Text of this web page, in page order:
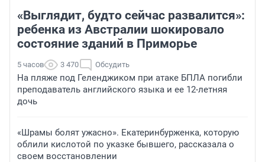
«Выглядит, будто сейчас развалится»:
ребенка из Австралии шокировало
состояние зданий в Приморье
5 часов 3 470 Обсудить
На пляже под Геленджиком при атаке БПЛА погибли
преподаватель английского языка и ее 12-летняя
дочь
«Шрамы болят ужасно». Екатеринбурженка, которую
облили кислотой по указке бывшего, рассказала о
своем восстановлении